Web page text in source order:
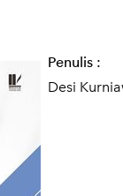
Penulis :
Desi